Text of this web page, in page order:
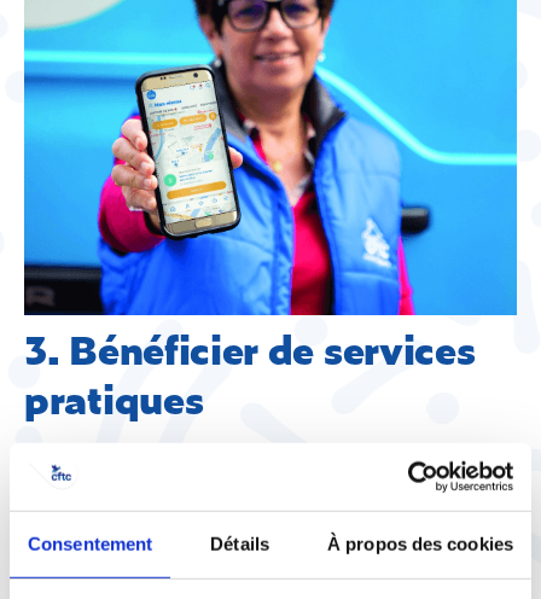
Consentement Détails À propos des cookies
3. Bénéficier de services
pratiques
dans le cadre de mon
activité professionnelle